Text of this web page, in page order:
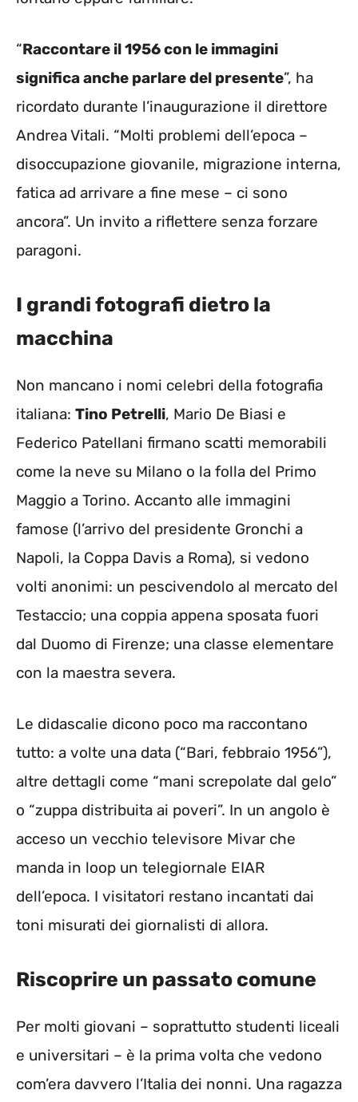
“Raccontare il 1956 con le immagini
significa anche parlare del presente”, ha
ricordato durante l’inaugurazione il direttore
Andrea Vitali. “Molti problemi dell’epoca –
disoccupazione giovanile, migrazione interna,
fatica ad arrivare a fine mese – ci sono
ancora”. Un invito a riflettere senza forzare
paragoni.
I grandi fotografi dietro la
macchina
Non mancano i nomi celebri della fotografia
italiana: Tino Petrelli, Mario De Biasi e
Federico Patellani firmano scatti memorabili
come la neve su Milano o la folla del Primo
Maggio a Torino. Accanto alle immagini
famose (l’arrivo del presidente Gronchi a
Napoli, la Coppa Davis a Roma), si vedono
volti anonimi: un pescivendolo al mercato del
Testaccio; una coppia appena sposata fuori
dal Duomo di Firenze; una classe elementare
con la maestra severa.
Le didascalie dicono poco ma raccontano
tutto: a volte una data (“Bari, febbraio 1956”),
altre dettagli come “mani screpolate dal gelo”
o “zuppa distribuita ai poveri”. In un angolo è
acceso un vecchio televisore Mivar che
manda in loop un telegiornale EIAR
dell’epoca. I visitatori restano incantati dai
toni misurati dei giornalisti di allora.
Riscoprire un passato comune
Per molti giovani – soprattutto studenti liceali
e universitari – è la prima volta che vedono
com’era davvero l’Italia dei nonni. Una ragazza